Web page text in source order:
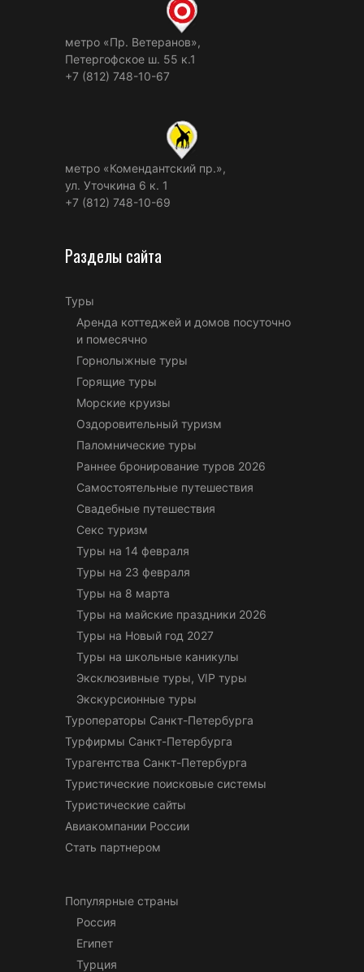
метро «Пр. Ветеранов»,
Петергофское ш. 55 к.1
+7 (812) 748-10-67
метро «Комендантский пр.»,
ул. Уточкина 6 к. 1
+7 (812) 748-10-69
Разделы сайта
Туры
Аренда коттеджей и домов посуточно
и помесячно
Горнолыжные туры
Горящие туры
Морские круизы
Оздоровительный туризм
Паломнические туры
Раннее бронирование туров 2026
Самостоятельные путешествия
Свадебные путешествия
Секс туризм
Туры на 14 февраля
Туры на 23 февраля
Туры на 8 марта
Туры на майские праздники 2026
Туры на Новый год 2027
Туры на школьные каникулы
Эксклюзивные туры, VIP туры
Экскурсионные туры
Туроператоры Санкт-Петербурга
Турфирмы Санкт-Петербурга
Турагентства Санкт-Петербурга
Туристические поисковые системы
Туристические сайты
Авиакомпании России
Стать партнером
Популярные страны
Россия
Египет
Турция